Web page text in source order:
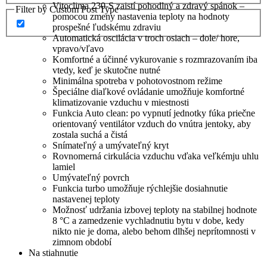
Filter by Custom Post Type
Vitoclima 230-S zaistí pohodlný a zdravý spánok –
pomocou zmeny nastavenia teploty na hodnoty
prospešné ľudskému zdraviu
Automatická oscilácia v troch osiach – dole/ hore,
vpravo/vľavo
Komfortné a účinné vykurovanie s rozmrazovaním iba
vtedy, keď je skutočne nutné
Minimálna spotreba v pohotovostnom režime
Špeciálne diaľkové ovládanie umožňuje komfortné
klimatizovanie vzduchu v miestnosti
Funkcia Auto clean: po vypnutí jednotky fúka priečne
orientovaný ventilátor vzduch do vnútra jentoky, aby
zostala suchá a čistá
Snímateľný a umývateľný kryt
Rovnomerná cirkulácia vzduchu vďaka veľkémju uhlu
lamiel
Umývateľný povrch
Funkcia turbo umožňuje rýchlejšie dosiahnutie
nastavenej teploty
Možnosť udržania izbovej teploty na stabilnej hodnote
8 °C a zamedzenie vychladnutiu bytu v dobe, kedy
nikto nie je doma, alebo behom dlhšej neprítomnosti v
zimnom období
Na stiahnutie